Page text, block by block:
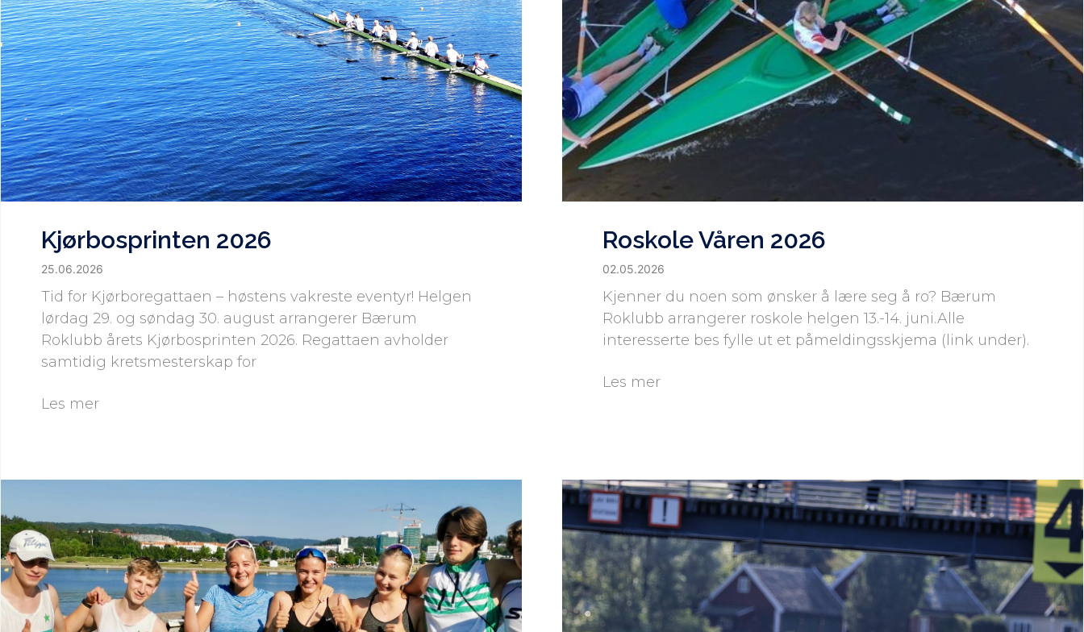
Kjørbosprinten 2026
25.06.2026
Tid for Kjørboregattaen – høstens vakreste eventyr! Helgen
lørdag 29. og søndag 30. august arrangerer Bærum
Roklubb årets Kjørbosprinten 2026. Regattaen avholder
samtidig kretsmesterskap for
Les mer
Roskole Våren 2026
02.05.2026
Kjenner du noen som ønsker å lære seg å ro? Bærum
Roklubb arrangerer roskole helgen 13.-14. juni.Alle
interesserte bes fylle ut et påmeldingsskjema (link under).
Les mer